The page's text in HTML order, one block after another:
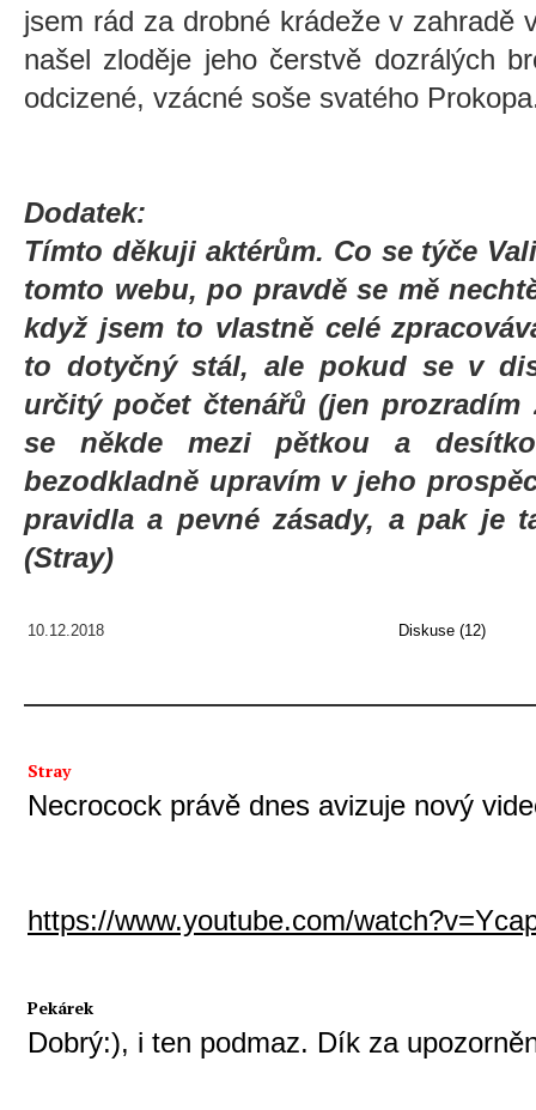
jsem rád za drobné krádeže v zahradě
našel zloděje jeho čerstvě dozrálých
odcizené, vzácné soše svatého
Dodatek:
Tímto děkuji aktérům. Co se týče
tomto webu, po pravdě se mě
když jsem to vlastně celé
to dotyčný stál, ale pokud se v
určitý počet čtenářů (jen
se někde mezi pětkou a
bezodkladně upravím v jeho
pravidla a pevné zásady, a pak je
(Stray)
10.12.2018 Diskuse (12)
Stray
Necrocock právě dnes avizuje nový
https://www.youtube.com/
Pekárek
Dobrý:), i ten podmaz. Dík za